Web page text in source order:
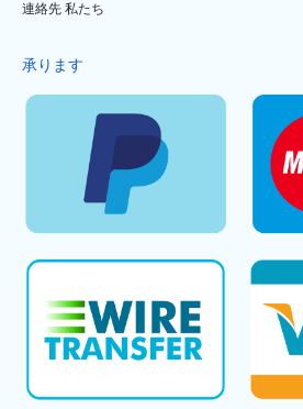
連絡先 私たち
承ります